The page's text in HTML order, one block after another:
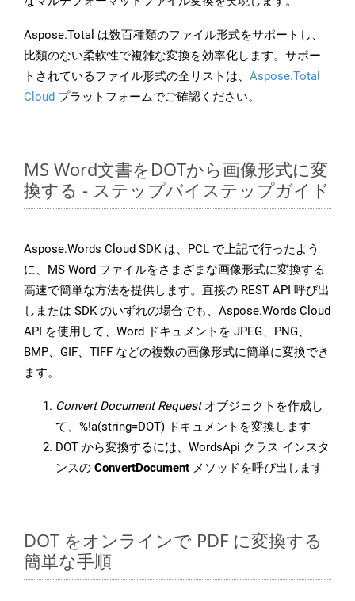
Aspose.Total は数百種類のファイル形式をサポートし、
比類のない柔軟性で複雑な変換を効率化します。サポー
トされているファイル形式の全リストは、 Aspose.Total
Cloud プラットフォームでご確認ください。
MS Word文書をDOTから画像形式に変
換する - ステップバイステップガイド
Aspose.Words Cloud SDK は、PCL で上記で行ったよう
に、MS Word ファイルをさまざまな画像形式に変換する
高速で簡単な方法を提供します。直接の REST API 呼び出
しまたは SDK のいずれの場合でも、Aspose.Words Cloud
API を使用して、Word ドキュメントを JPEG、PNG、
BMP、GIF、TIFF などの複数の画像形式に簡単に変換でき
ます。
Convert Document Requestオブジェクトを作成し
て、%!a(string=DOT) ドキュメントを変換します
DOT から変換するには、WordsApi クラス インスタ
ンスの ConvertDocument メソッドを呼び出します
DOT をオンラインで PDF に変換する
簡単な手順